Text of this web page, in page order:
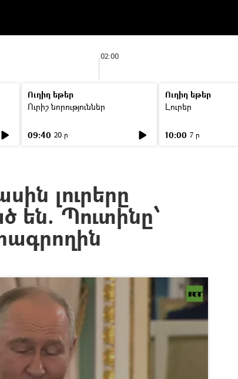
02:00
Ուղիղ եթեր
Ուրիշ նորություններ
09:40 20 ր
Ուղիղ եթեր
Լուրեր
10:00 7 ր
լուրերը
են. Պուտինը՝